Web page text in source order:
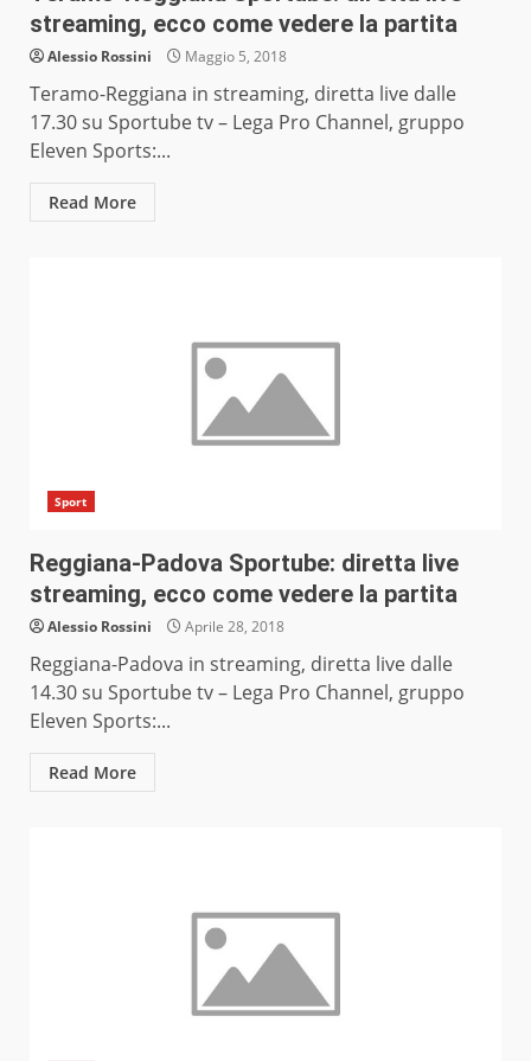
streaming, ecco come vedere la partita
Alessio Rossini Maggio 5, 2018
Teramo-Reggiana in streaming, diretta live dalle
17.30 su Sportube tv – Lega Pro Channel, gruppo
Eleven Sports:...
Read More
Sport
Reggiana-Padova Sportube: diretta live
streaming, ecco come vedere la partita
Alessio Rossini Aprile 28, 2018
Reggiana-Padova in streaming, diretta live dalle
14.30 su Sportube tv – Lega Pro Channel, gruppo
Eleven Sports:...
Read More